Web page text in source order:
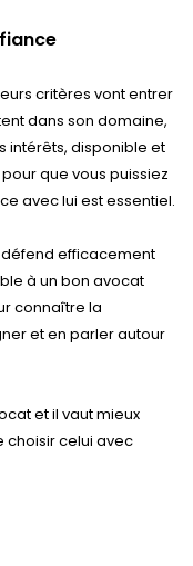
critères vont entrer
dans son domaine,
intérêts, disponible et
que vous puissiez
avec lui est essentiel.
efficacement
à un bon avocat
connaître la
et en parler autour
et il vaut mieux
choisir celui avec